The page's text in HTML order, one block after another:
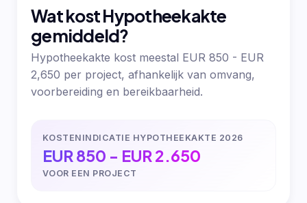
Wat kost Hypotheekakte
gemiddeld?
Hypotheekakte kost meestal EUR 850 - EUR
2,650 per project, afhankelijk van omvang,
voorbereiding en bereikbaarheid.
KOSTENINDICATIE HYPOTHEEKAKTE 2026
EUR 850 - EUR 2.650
VOOR EEN PROJECT